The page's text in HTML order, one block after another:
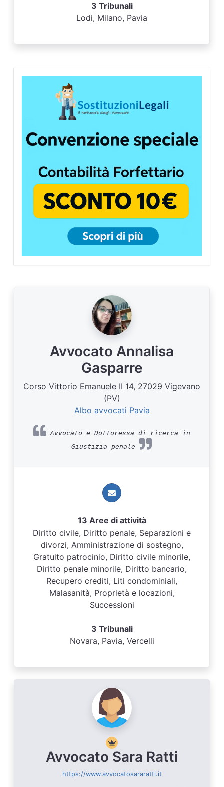
3 Tribunali
Lodi, Milano, Pavia
Avvocato Annalisa
Gasparre
Corso Vittorio Emanuele II 14, 27029 Vigevano
(PV)
Albo avvocati Pavia
Avvocato e Dottoressa di ricerca in
Giustizia penale
13 Aree di attività
Diritto civile, Diritto penale, Separazioni e
divorzi, Amministrazione di sostegno,
Gratuito patrocinio, Diritto civile minorile,
Diritto penale minorile, Diritto bancario,
Recupero crediti, Liti condominiali,
Malasanità, Proprietà e locazioni,
Successioni
3 Tribunali
Novara, Pavia, Vercelli
Avvocato Sara Ratti
https://www.avvocatosararatti.it